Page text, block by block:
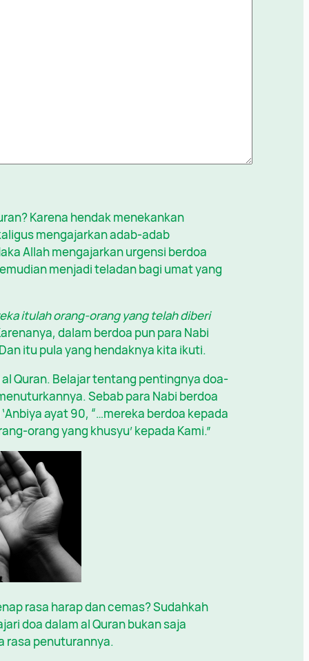
Karena hendak menekankan
mengajarkan adab-adab
Allah mengajarkan urgensi berdoa
menjadi teladan bagi umat yang
itulah orang-orang yang telah diberi
dalam berdoa pun para Nabi
itu pula yang hendaknya kita ikuti.
Quran. Belajar tentang pentingnya doa-
Sebab para Nabi berdoa
ayat 90, “…mereka berdoa kepada
orang yang khusyu’ kepada Kami.”
rasa harap dan cemas? Sudahkah
doa dalam al Quran bukan saja
rasa penuturannya.